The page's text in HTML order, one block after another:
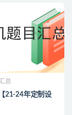
总
21-24年定制设